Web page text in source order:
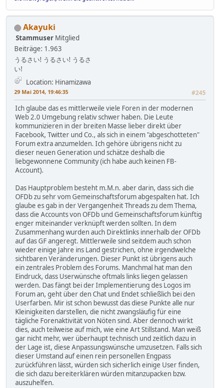
Akayuki
Stammuser Mitglied
Beiträge: 1.963
うるさい! うるさい! うるさ
い!
Location: Hinamizawa
29 Mai 2014, 19:46:35 #245
Ich glaube das es mittlerweile viele Foren in der modernen
Web 2.0 Umgebung relativ schwer haben. Die Leute
kommunizieren in der breiten Masse lieber direkt über
Facebook, Twitter und Co., als sich in einem "abgeschotteten"
Forum extra anzumelden. Ich gehöre übrigens nicht zu
dieser neuen Generation und schätze deshalb die
liebgewonnene Community (ich habe auch keinen FB-
Account).
Das Hauptproblem besteht m.M.n. aber darin, dass sich die
OFDb zu sehr vom Gemeinschaftsforum abgespalten hat. Ich
glaube es gab in der Vergangenheit Threads zu dem Thema,
dass die Accounts von OFDb und Gemeinschaftsforum künftig
enger miteinander verknüpft werden sollten. In dem
Zusammenhang wurden auch Direktlinks innerhalb der OFDb
auf das GF angeregt. Mittlerweile sind seitdem auch schon
wieder einige Jahre ins Land gestrichen, ohne irgendwelche
sichtbaren Veränderungen. Dieser Punkt ist übrigens auch
ein zentrales Problem des Forums. Manchmal hat man den
Eindruck, dass Userwünsche oftmals links liegen gelassen
werden. Das fängt bei der Implementierung des Logos im
Forum an, geht über den Chat und Endet schließlich bei den
Userfarben. Mir ist schon bewusst das diese Punkte alle nur
Kleinigkeiten darstellen, die nicht zwangsläufig für eine
tägliche Forenaktivität von Nöten sind. Aber dennoch wirkt
dies, auch teilweise auf mich, wie eine Art Stillstand. Man weiß
gar nicht mehr, wer überhaupt technisch und zeitlich dazu in
der Lage ist, diese Anpassungswünsche umzusetzen. Falls sich
dieser Umstand auf einen rein personellen Engpass
zurückführen lässt, würden sich sicherlich einige User finden,
die sich dazu bereiterklären würden mitanzupacken bzw.
auszuhelfen.